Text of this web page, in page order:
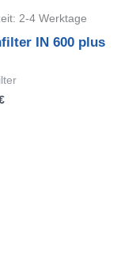
2-4 Werktage
IN 600 plus